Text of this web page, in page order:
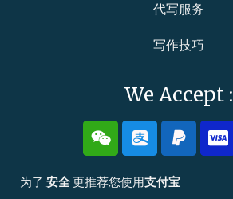
代写服务
写作技巧
We Accept :
W
e
i
x
A
l
i
p
P
a
y
p
C
c
-
为了 安全更推荐您使用支付宝